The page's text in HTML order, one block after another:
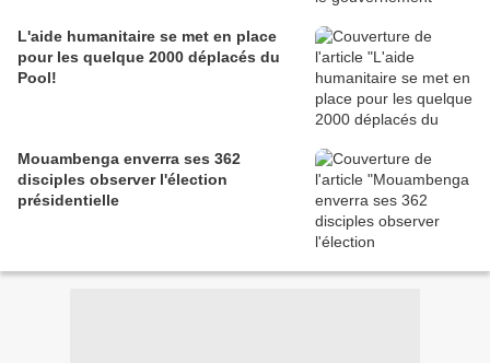
L'aide humanitaire se met en place
pour les quelque 2000 déplacés du
Pool!
Mouambenga enverra ses 362
disciples observer l'élection
présidentielle